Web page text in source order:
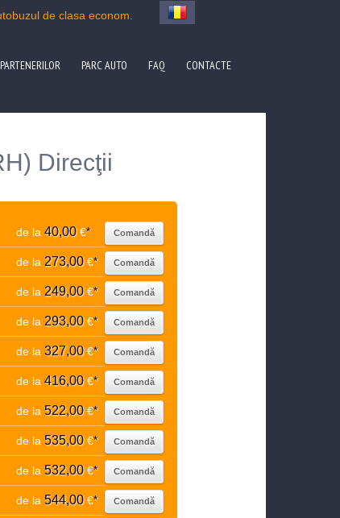
de clasa econom.
PARTENERILOR PARC AUTO FAQ CONTACTE
Direcţii
de la 40,00€* Comandă
de la 273,00€* Comandă
de la 249,00€* Comandă
de la 293,00€* Comandă
de la 327,00€* Comandă
de la 416,00€* Comandă
de la 522,00€* Comandă
de la 535,00€* Comandă
de la 532,00€* Comandă
de la 544,00€* Comandă